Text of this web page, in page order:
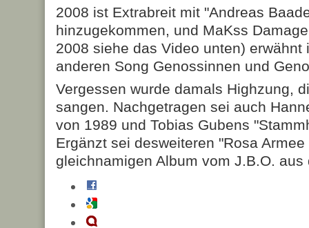
2008 ist Extrabreit mit "Andreas
hinzugekommen, und MaKss
2008 siehe das Video unten) erwähnt
anderen Song Genossinnen und
Vergessen wurde damals Highzung,
sangen. Nachgetragen sei auch
von 1989 und Tobias Gubens
Ergänzt sei desweiteren "Rosa
gleichnamigen Album vom J.B.O. aus